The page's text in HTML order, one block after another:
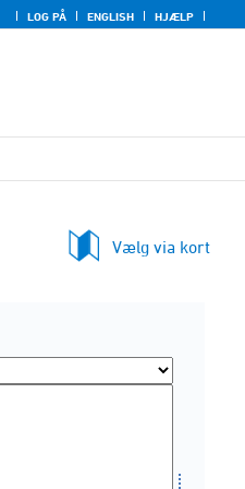
LOG PÅ ENGLISH HJÆLP
Vælg via kort